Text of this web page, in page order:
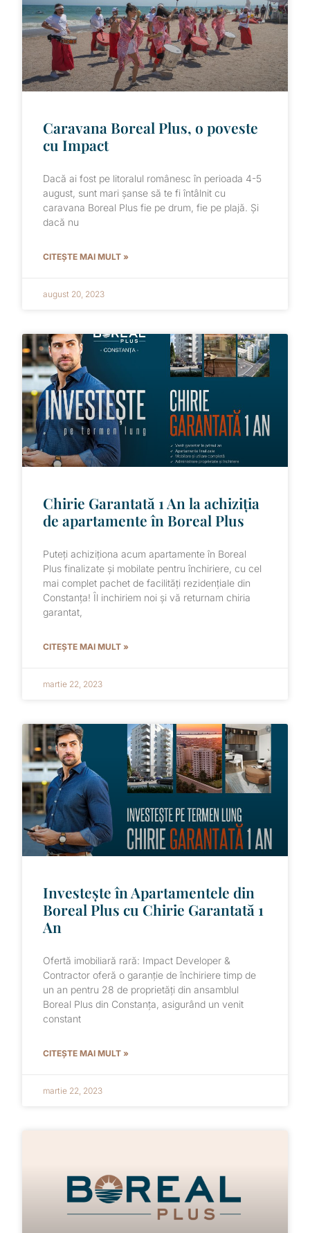
Caravana Boreal Plus, o poveste
cu Impact
Dacă ai fost pe litoralul românesc în perioada 4-5
august, sunt mari șanse să te fi întâlnit cu
caravana Boreal Plus fie pe drum, fie pe plajă. Și
dacă nu
CITEȘTE MAI MULT »
august 20, 2023
Chirie Garantată 1 An la achiziția
de apartamente în Boreal Plus
Puteți achiziționa acum apartamente în Boreal
Plus finalizate și mobilate pentru închiriere, cu cel
mai complet pachet de facilități rezidențiale din
Constanța! Îl inchiriem noi și vă returnam chiria
garantat,
CITEȘTE MAI MULT »
martie 22, 2023
Investește în Apartamentele din
Boreal Plus cu Chirie Garantată 1
An
Ofertă imobiliară rară: Impact Developer &
Contractor oferă o garanție de închiriere timp de
un an pentru 28 de proprietăți din ansamblul
Boreal Plus din Constanța, asigurând un venit
constant
CITEȘTE MAI MULT »
martie 22, 2023